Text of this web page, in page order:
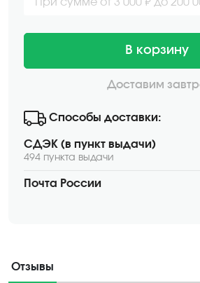
В корзину
Доставим
Способы доставки:
СДЭК (в пункт выдачи)
494 пункта выдачи
Почта России
Отзывы